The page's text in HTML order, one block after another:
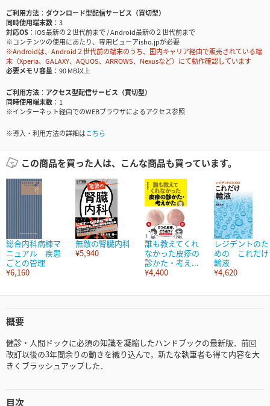
ご利用方法
ダウンロード型配信サービス（買切型）
同時使用端末数
3
対応OS
iOS最新の２世代前まで / Android最新の２世代前まで
※コンテンツの使用にあたり、専用ビューアisho.jpが必要
※Androidは、Android２世代前の端末のうち、国内キャリア経由で販売されている端
末（Xperia、GALAXY、AQUOS、ARROWS、Nexusなど）にて動作確認しています
必要メモリ容量
90 MB以上
ご利用方法
アクセス型配信サービス（買切型）
同時使用端末数
1
※インターネット経由でのWEBブラウザによるアクセス参照
※導入・利用方法の詳細はこちら
この商品を買った人は、こんな商品も買っています。
総合内科病棟マ
ニュアル 疾患
ごとの管理
¥6,160
無敵の腎臓内科
¥5,940
誰も教えてくれ
なかった皮疹の
診かた・考え...
¥4,400
レジデントのた
めの これだけ
輸液
¥4,620
概要
健診・人間ドックに必須の知識を凝縮したハンドブックの最新版．前回
改訂以後の3年間余りの動きを織り込んで，新たな執筆者も得て内容を大
きくブラッシュアップした．
目次